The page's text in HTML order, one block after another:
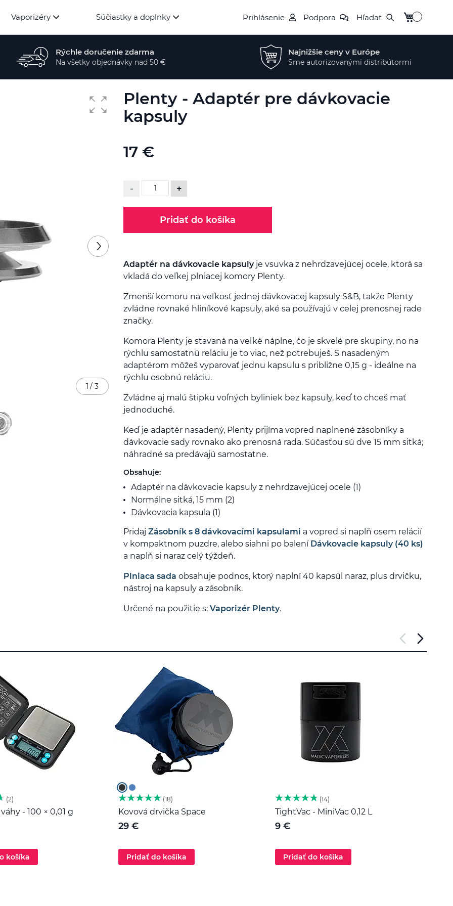
Vaporizéry Súčiastky a doplnky Prihlásenie Podpora Hľadať Môj košík
Rýchle doručenie zdarma
Na všetky objednávky nad 50 €
Najnižšie ceny v Európe
Sme autorizovanými distribútormi
Plenty - Adaptér pre dávkovacie
kapsuly
17 €
- +
Pridať do košíka
Adaptér na dávkovacie kapsulyje vsuvka z nehrdzavejúcej ocele, ktorá sa
vkladá do veľkej plniacej komory Plenty.
Zmenší komoru na veľkosť jednej dávkovacej kapsuly S&B, takže Plenty
zvládne rovnaké hliníkové kapsuly, aké sa používajú v celej prenosnej rade
značky.
Komora Plenty je stavaná na veľké náplne, čo je skvelé pre skupiny, no na
rýchlu samostatnú reláciu je to viac, než potrebuješ. S nasadeným
adaptérom môžeš vyparovať jednu kapsulu s približne 0,15 g - ideálne na
rýchlu osobnú reláciu.
Zvládne aj malú štipku voľných byliniek bez kapsuly, keď to chceš mať
jednoduché.
Keď je adaptér nasadený, Plenty prijíma vopred naplnené zásobníky a
dávkovacie sady rovnako ako prenosná rada. Súčasťou sú dve 15 mm sitká;
náhradné sa predávajú samostatne.
Obsahuje:
Adaptér na dávkovacie kapsuly z nehrdzavejúcej ocele (1)
Normálne sitká, 15 mm (2)
Dávkovacia kapsula (1)
Pridaj Zásobník s 8 dávkovacími kapsulami a vopred si naplň osem relácií
v kompaktnom puzdre, alebo siahni po balení Dávkovacie kapsuly (40 ks)
a naplň si naraz celý týždeň.
Plniaca sada obsahuje podnos, ktorý naplní 40 kapsúl naraz, plus drvičku,
nástroj na kapsuly a zásobník.
Určené na použitie s: Vaporizér Plenty.
1 / 3
2
- 100 × 0,01 g
košíka
18
Kovová drvička Space
29 €
Pridať do košíka
14
TightVac - MiniVac 0,12 L
9 €
Pridať do košíka